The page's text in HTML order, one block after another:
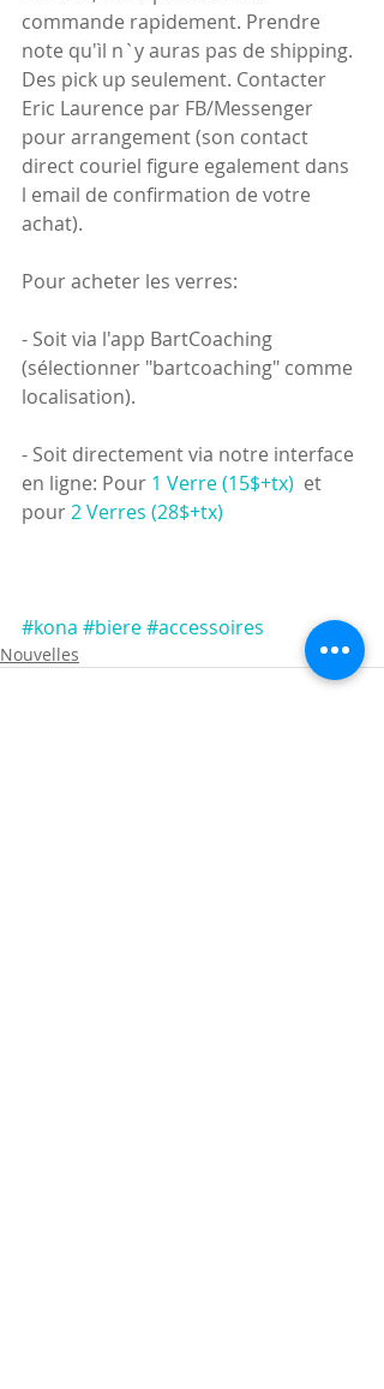
commande rapidement. Prendre
note qu'ìl n`y auras pas de shipping.
Des pick up seulement. Contacter
Eric Laurence par FB/Messenger
pour arrangement (son contact
direct couriel figure egalement dans
l email de confirmation de votre
achat).
Pour acheter les verres:
- Soit via l'app BartCoaching
(sélectionner "bartcoaching" comme
localisation).
- Soit directement via notre interface
en ligne: Pour 1 Verre (15$+tx)
  et
pour 2 Verres (28$+tx)
#kona #biere#accessoires
Nouvelles